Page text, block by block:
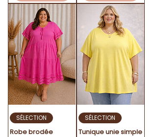
SÉLECTION
Robe brodée
SÉLECTION
Tunique unie simple